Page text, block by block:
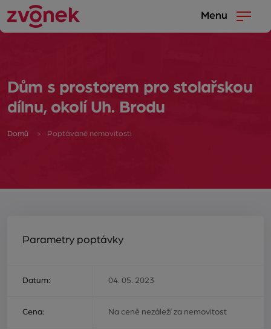
Menu
Dům s prostorem pro stolařskou
dílnu, okolí Uh. Brodu
Domů Poptávané nemovitosti
Parametry poptávky
Datum: 04. 05. 2023
Cena: Na ceně nezáleží za nemovitost